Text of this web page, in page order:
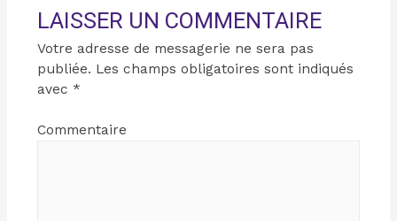
LAISSER UN COMMENTAIRE
Votre adresse de messagerie ne sera pas
publiée. Les champs obligatoires sont indiqués
avec *
Commentaire